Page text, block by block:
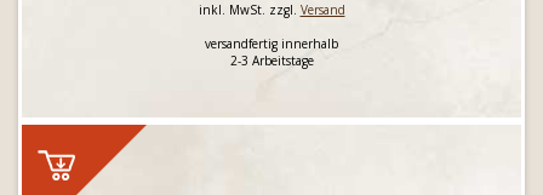
inkl. MwSt. zzgl. Versand
versandfertig innerhalb
2-3 Arbeitstage